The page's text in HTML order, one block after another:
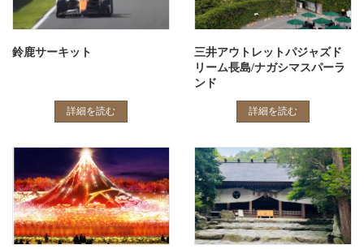
鈴鹿サーキット
詳細を読む
三井アウトレットパジャズド
リーム長島/ナガシマスパーラ
ンド
詳細を読む